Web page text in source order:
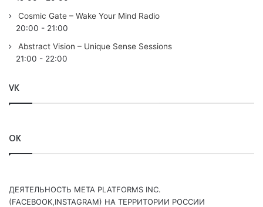
11. Achilles, Maurya Sevak – Dreams 2023 /FREE/
Ronde– Destination (A State of Trance 2024 Anthem) /A
13. /CLASSIQUE/ Delerium feat. Sarah Mclachlan – Silence
Понравился выпуск?
Cosmic Gate – Wake Your Mind Radio
20:00 - 21:00
Abstract Vision – Unique Sense Sessions
21:00 - 22:00
VK
OK
ДЕЯТЕЛЬНОСТЬ МЕТА PLATFORMS INC.
(FACEBOOK,INSTAGRAM) НА ТЕРРИТОРИИ РОССИИ